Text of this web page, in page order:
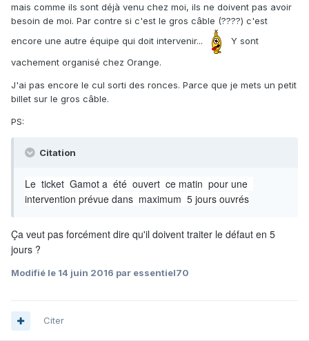
mais comme ils sont déjà venu chez moi, ils ne doivent pas avoir
besoin de moi. Par contre si c'est le gros câble (????) c'est
encore une autre équipe qui doit intervenir...
Y sont
vachement organisé chez Orange.
J'ai pas encore le cul sorti des ronces. Parce que je mets un petit
billet sur le gros câble.
PS:
Citation
Le ticket Gamot a été ouvert ce matin pour une
intervention prévue dans maximum 5 jours ouvrés
Ça veut pas forcément dire qu'il doivent traiter le défaut en 5
jours ?
Modifié le 14 juin 2016 par essentiel70
Citer